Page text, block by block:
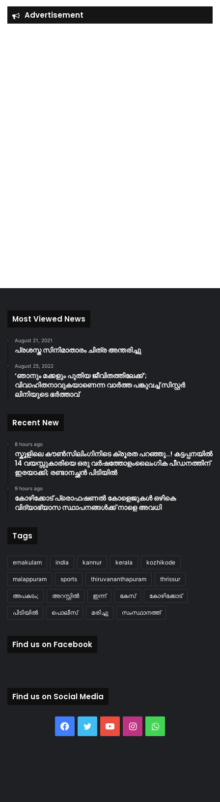
Advertisement
Most Viewed News
August 21, 2021
പ്രശസ്ത സിനിമാതാരം ചിത്ര അന്തരിച്ചു
August 25, 2022
‘ഞാനും മക്കളും പുതിയ ജീവിതത്തിലേക്ക്’;
വിവാഹിതനാവുകയാണെന്ന വാർത്ത പങ്കുവച്ച് സിസ്റ്റർ
ലിനിയുടെ ഭർത്താവ്
Recent New
8 hours ago
സ്കൂളിലെ കൗൺസിലിംഗിനിടെ ക്രൂരത പറഞ്ഞു…! കട്ടപ്പനയിൽ
14 വയസ്സുകാരിയെ ഒരു വർഷത്തോളംലൈംഗിക പീഡനത്തിന്
ഇരയാക്കി; രണ്ടാനച്ഛൻ പിടിയിൽ
9 hours ago
കോഴിക്കോട് പ്രൊഫഷണൽ കോളെജുകൾ ഒഴികെ
വിദ്യാഭ്യാസ സ്ഥാപനങ്ങൾക്ക് നാളെ അവധി
Tags
ernakulam india kannur kerala kozhikode
malappuram sports thiruvananthapuram thrissur
അപകടം; അറസ്റ്റിൽ ഇന്ന് കേസ് കോഴിക്കോട്
പിടിയിൽ പൊലീസ് മരിച്ചു സംസ്ഥാനത്ത്
Find us on Facebook
Find us on Social Media
Facebook
TwitterYouTubeInstagramWhatsApp